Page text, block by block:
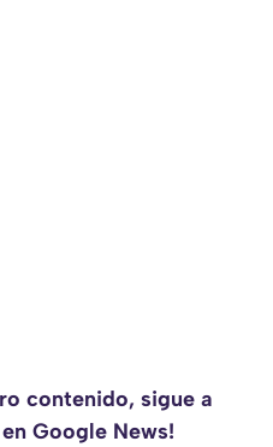
contenido, sigue a
Google News!